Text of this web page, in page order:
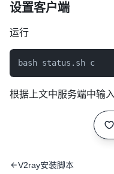
设置客户端
运行
bash status.sh c
根据上文中服务端中输
V2ray安装脚本